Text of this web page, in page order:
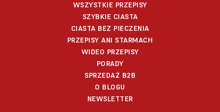
WSZYSTKIE PRZEPISY
SZYBKIE CIASTA
CIASTA BEZ PIECZENIA
PRZEPISY ANI STARMACH
WIDEO PRZEPISY
PORADY
SPRZEDAŻ B2B
O BLOGU
NEWSLETTER